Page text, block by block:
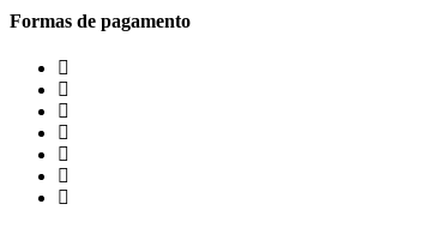
Formas de pagamento